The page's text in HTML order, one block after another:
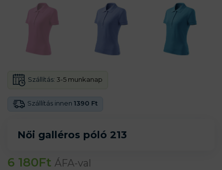
Női galléros póló 213
Szállítás innen 1390 Ft
Szállítás: 3-5 munkanap
6 180Ft ÁFA-val